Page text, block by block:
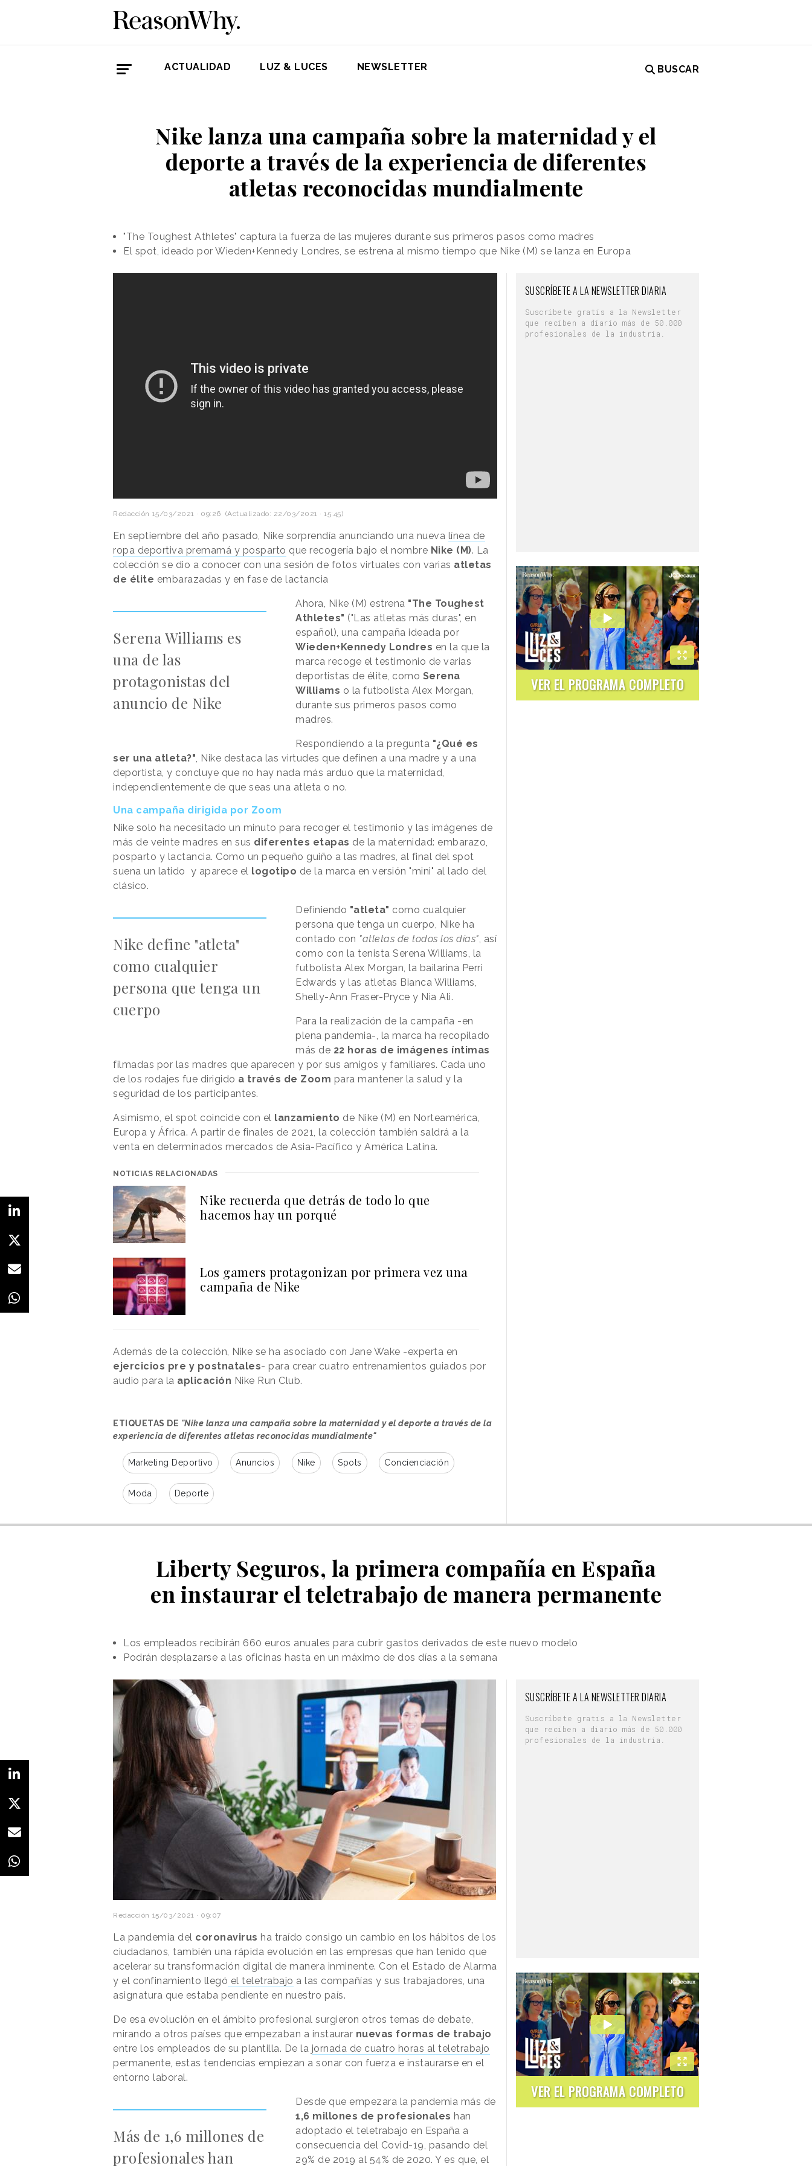
ACTUALIDAD LUZ & LUCES NEWSLETTER BUSCAR
Nike lanza una campaña sobre la maternidad y el
deporte a través de la experiencia de diferentes
atletas reconocidas mundialmente
"The Toughest Athletes" captura la fuerza de las mujeres durante sus primeros pasos como madres
El spot, ideado por Wieden+Kennedy Londres, se estrena al mismo tiempo que Nike (M) se lanza en Europa
Redacción 15/03/2021 · 09:26 (Actualizado: 22/03/2021 · 15:45)
En septiembre del año pasado, Nike sorprendía anunciando una nueva línea de
ropa deportiva premamá y posparto que recogería bajo el nombre Nike (M). La
colección se dio a conocer con una sesión de fotos virtuales con varias atletas
de élite embarazadas y en fase de lactancia
Serena Williams es
una de las
protagonistas del
anuncio de Nike
Ahora, Nike (M) estrena "The Toughest
Athletes" ("Las atletas más duras", en
español), una campaña ideada por
Wieden+Kennedy Londres en la que la
marca recoge el testimonio de varias
deportistas de élite, como Serena
Williams o la futbolista Alex Morgan,
durante sus primeros pasos como
madres.
Respondiendo a la pregunta "¿Qué es
ser una atleta?", Nike destaca las virtudes que definen a una madre y a una
deportista, y concluye que no hay nada más arduo que la maternidad,
independientemente de que seas una atleta o no.
Una campaña dirigida por Zoom
Nike solo ha necesitado un minuto para recoger el testimonio y las imágenes de
más de veinte madres en sus diferentes etapas de la maternidad: embarazo,
posparto y lactancia. Como un pequeño guiño a las madres, al final del spot
suena un latido y aparece el logotipo de la marca en versión "mini" al lado del
clásico.
Nike define "atleta"
como cualquier
persona que tenga un
cuerpo
Definiendo "atleta" como cualquier
persona que tenga un cuerpo, Nike ha
contado con "atletas de todos los días", así
como con la tenista Serena Williams, la
futbolista Alex Morgan, la bailarina Perri
Edwards y las atletas Bianca Williams,
Shelly-Ann Fraser-Pryce y Nia Ali.
Para la realización de la campaña -en
plena pandemia-, la marca ha recopilado
más de 22 horas de imágenes íntimas
filmadas por las madres que aparecen y por sus amigos y familiares. Cada uno
de los rodajes fue dirigido a través de Zoom para mantener la salud y la
seguridad de los participantes.
Asimismo, el spot coincide con el lanzamiento de Nike (M) en Norteamérica,
Europa y África. A partir de finales de 2021, la colección también saldrá a la
venta en determinados mercados de Asia-Pacífico y América Latina.
NOTICIAS RELACIONADAS
Nike recuerda que detrás de todo lo que
hacemos hay un porqué
Los gamers protagonizan por primera vez una
campaña de Nike
Además de la colección, Nike se ha asociado con Jane Wake -experta en
ejercicios pre y postnatales- para crear cuatro entrenamientos guiados por
audio para la aplicación Nike Run Club.
ETIQUETAS DE "Nike lanza una campaña sobre la maternidad y el deporte a través de la
experiencia de diferentes atletas reconocidas mundialmente"
Marketing Deportivo Anuncios Nike Spots Concienciación
Moda Deporte
SUSCRÍBETE A LA NEWSLETTER DIARIA
Suscríbete gratis a la Newsletter
que reciben a diario más de 50.000
profesionales de la industria.
VER EL PROGRAMA COMPLETO
Liberty Seguros, la primera compañía en España
en instaurar el teletrabajo de manera permanente
Los empleados recibirán 660 euros anuales para cubrir gastos derivados de este nuevo modelo
Podrán desplazarse a las oficinas hasta en un máximo de dos días a la semana
Redacción 15/03/2021 · 09:07
La pandemia del coronavirus ha traído consigo un cambio en los hábitos de los
ciudadanos, también una rápida evolución en las empresas que han tenido que
acelerar su transformación digital de manera inminente. Con el Estado de Alarma
y el confinamiento llegó el teletrabajo a las compañías y sus trabajadores, una
asignatura que estaba pendiente en nuestro país.
De esa evolución en el ámbito profesional surgieron otros temas de debate,
mirando a otros países que empezaban a instaurar nuevas formas de trabajo
entre los empleados de su plantilla. De la jornada de cuatro horas al teletrabajo
permanente, estas tendencias empiezan a sonar con fuerza e instaurarse en el
entorno laboral.
Más de 1,6 millones de
profesionales han
Desde que empezara la pandemia más de
1,6 millones de profesionales han
adoptado el teletrabajo en España a
consecuencia del Covid-19, pasando del
29% de 2019 al 54% de 2020. Y es que, el
SUSCRÍBETE A LA NEWSLETTER DIARIA
Suscríbete gratis a la Newsletter
que reciben a diario más de 50.000
profesionales de la industria.
VER EL PROGRAMA COMPLETO